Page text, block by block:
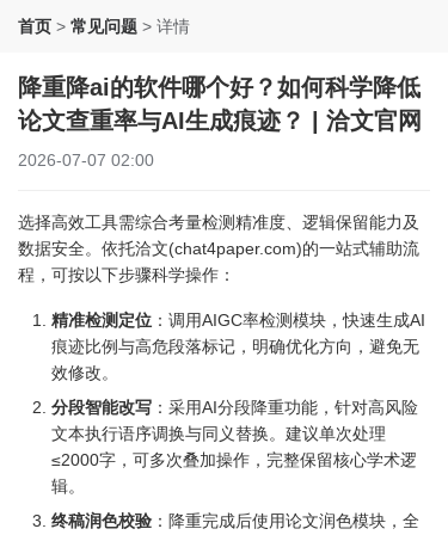
首页 > 常见问题 > 详情
降重降ai的软件哪个好？如何科学降低
论文查重率与AI生成痕迹？ | 洽文官网
2026-07-07 02:00
选择高效工具需综合考量检测精准度、逻辑保留能力及
数据安全。依托洽文(chat4paper.com)的一站式辅助流
程，可按以下步骤科学操作：
精准检测定位 ：调用AIGC率检测模块，快速生成AI
痕迹比例与高危段落标记，明确优化方向，避免无
效修改。
分段智能改写 ：采用AI分段降重功能，针对高风险
文本执行语序调换与同义替换。建议单次处理
≤2000字，可多次叠加操作，完整保留核心学术逻
辑。
终稿润色校验 ：降重完成后使用论文润色模块，全